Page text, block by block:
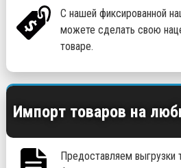
С нашей фиксированной
можете сделать свою
товаре.
Импорт товаров на
Предоставляем выгрузки